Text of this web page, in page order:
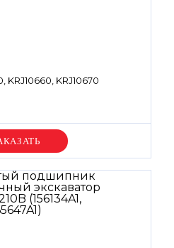
KRJ10660, KRJ10670
цену